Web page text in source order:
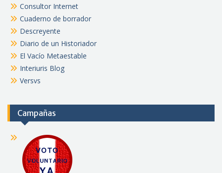
Consultor Internet
Cuaderno de borrador
Descreyente
Diario de un Historiador
El Vacío Metaestable
Interiuris Blog
Versvs
Campañas